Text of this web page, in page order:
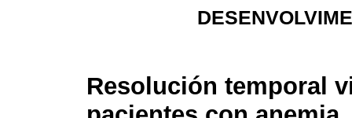
Resolución temporal